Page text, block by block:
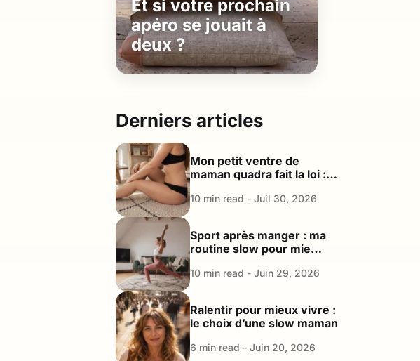
Et si votre prochain
apéro se jouait à
deux ?
Derniers articles
Mon petit ventre de
maman quadra fait la loi : le
Good Enough
10 min read - Juil 30, 2026
Sport après manger : ma
routine slow pour mieux
l’énergie
10 min read - Juin 29, 2026
Ralentir pour mieux vivre :
le choix d’une slow maman
6 min read - Juin 20, 2026